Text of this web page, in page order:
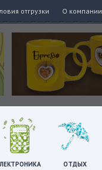
отгрузки О компании
ОТДЫХ